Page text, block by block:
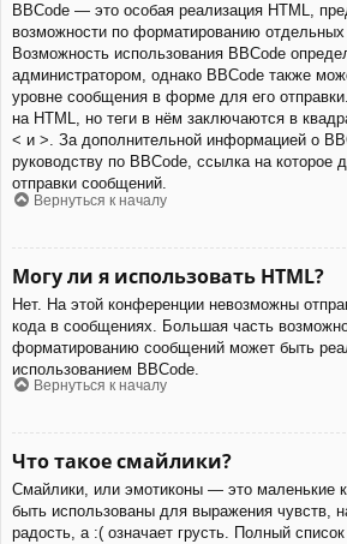
BBCode — это особая реализация HTML,
возможности по форматированию
Возможность использования BBCode
администратором, однако BBCode также
уровне сообщения в форме для его
на HTML, но теги в нём заключаются в
< и >. За дополнительной информацией о
руководству по BBCode, ссылка на которое
отправки сообщений.
Вернуться к началу
Могу ли я использовать HTML?
Нет. На этой конференции невозможны
кода в сообщениях. Большая часть
форматированию сообщений может быть
использованием BBCode.
Вернуться к началу
Что такое смайлики?
Смайлики, или эмотиконы — это маленькие
быть использованы для выражения чувств,
радость, а :( означает грусть. Полный